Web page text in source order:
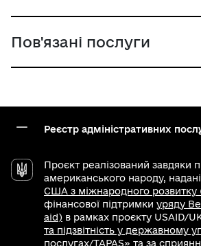
Пов'язані послуги
Реєстр адміністративних
Проєкт реалізований завдяки
американського народу,
США з міжнародного розвитку
фінансової підтримки уряду
aid) в рамках проєкту USAID/
та підзвітність у державному
послугах/TAPAS» та за